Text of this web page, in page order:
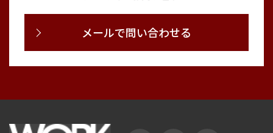
メールで問い合わせる